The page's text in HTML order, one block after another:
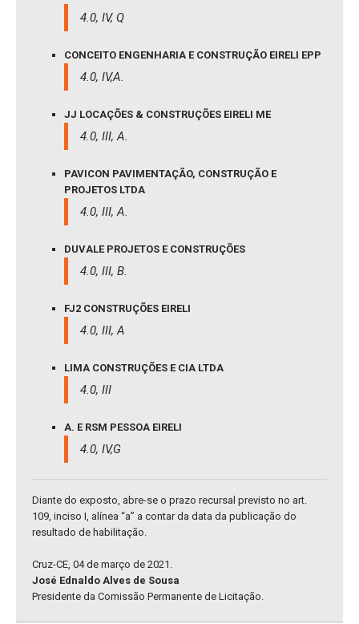
4.0, IV, Q
CONCEITO ENGENHARIA E CONSTRUÇÃO EIRELI EPP
4.0, IV,A.
JJ LOCAÇÕES & CONSTRUÇÕES EIRELI ME
4.0, III, A.
PAVICON PAVIMENTAÇÃO, CONSTRUÇÃO E
PROJETOS LTDA
4.0, III, A.
DUVALE PROJETOS E CONSTRUÇÕES
4.0, III, B.
FJ2 CONSTRUÇÕES EIRELI
4.0, III, A
LIMA CONSTRUÇÕES E CIA LTDA
4.0, III
A. E RSM PESSOA EIRELI
4.0, IV,G
Diante do exposto, abre-se o prazo recursal previsto no art.
109, inciso I, alínea “a” a contar da data da publicação do
resultado de habilitação.
Cruz-CE, 04 de março de 2021.
José Ednaldo Alves de Sousa
Presidente da Comissão Permanente de Licitação.